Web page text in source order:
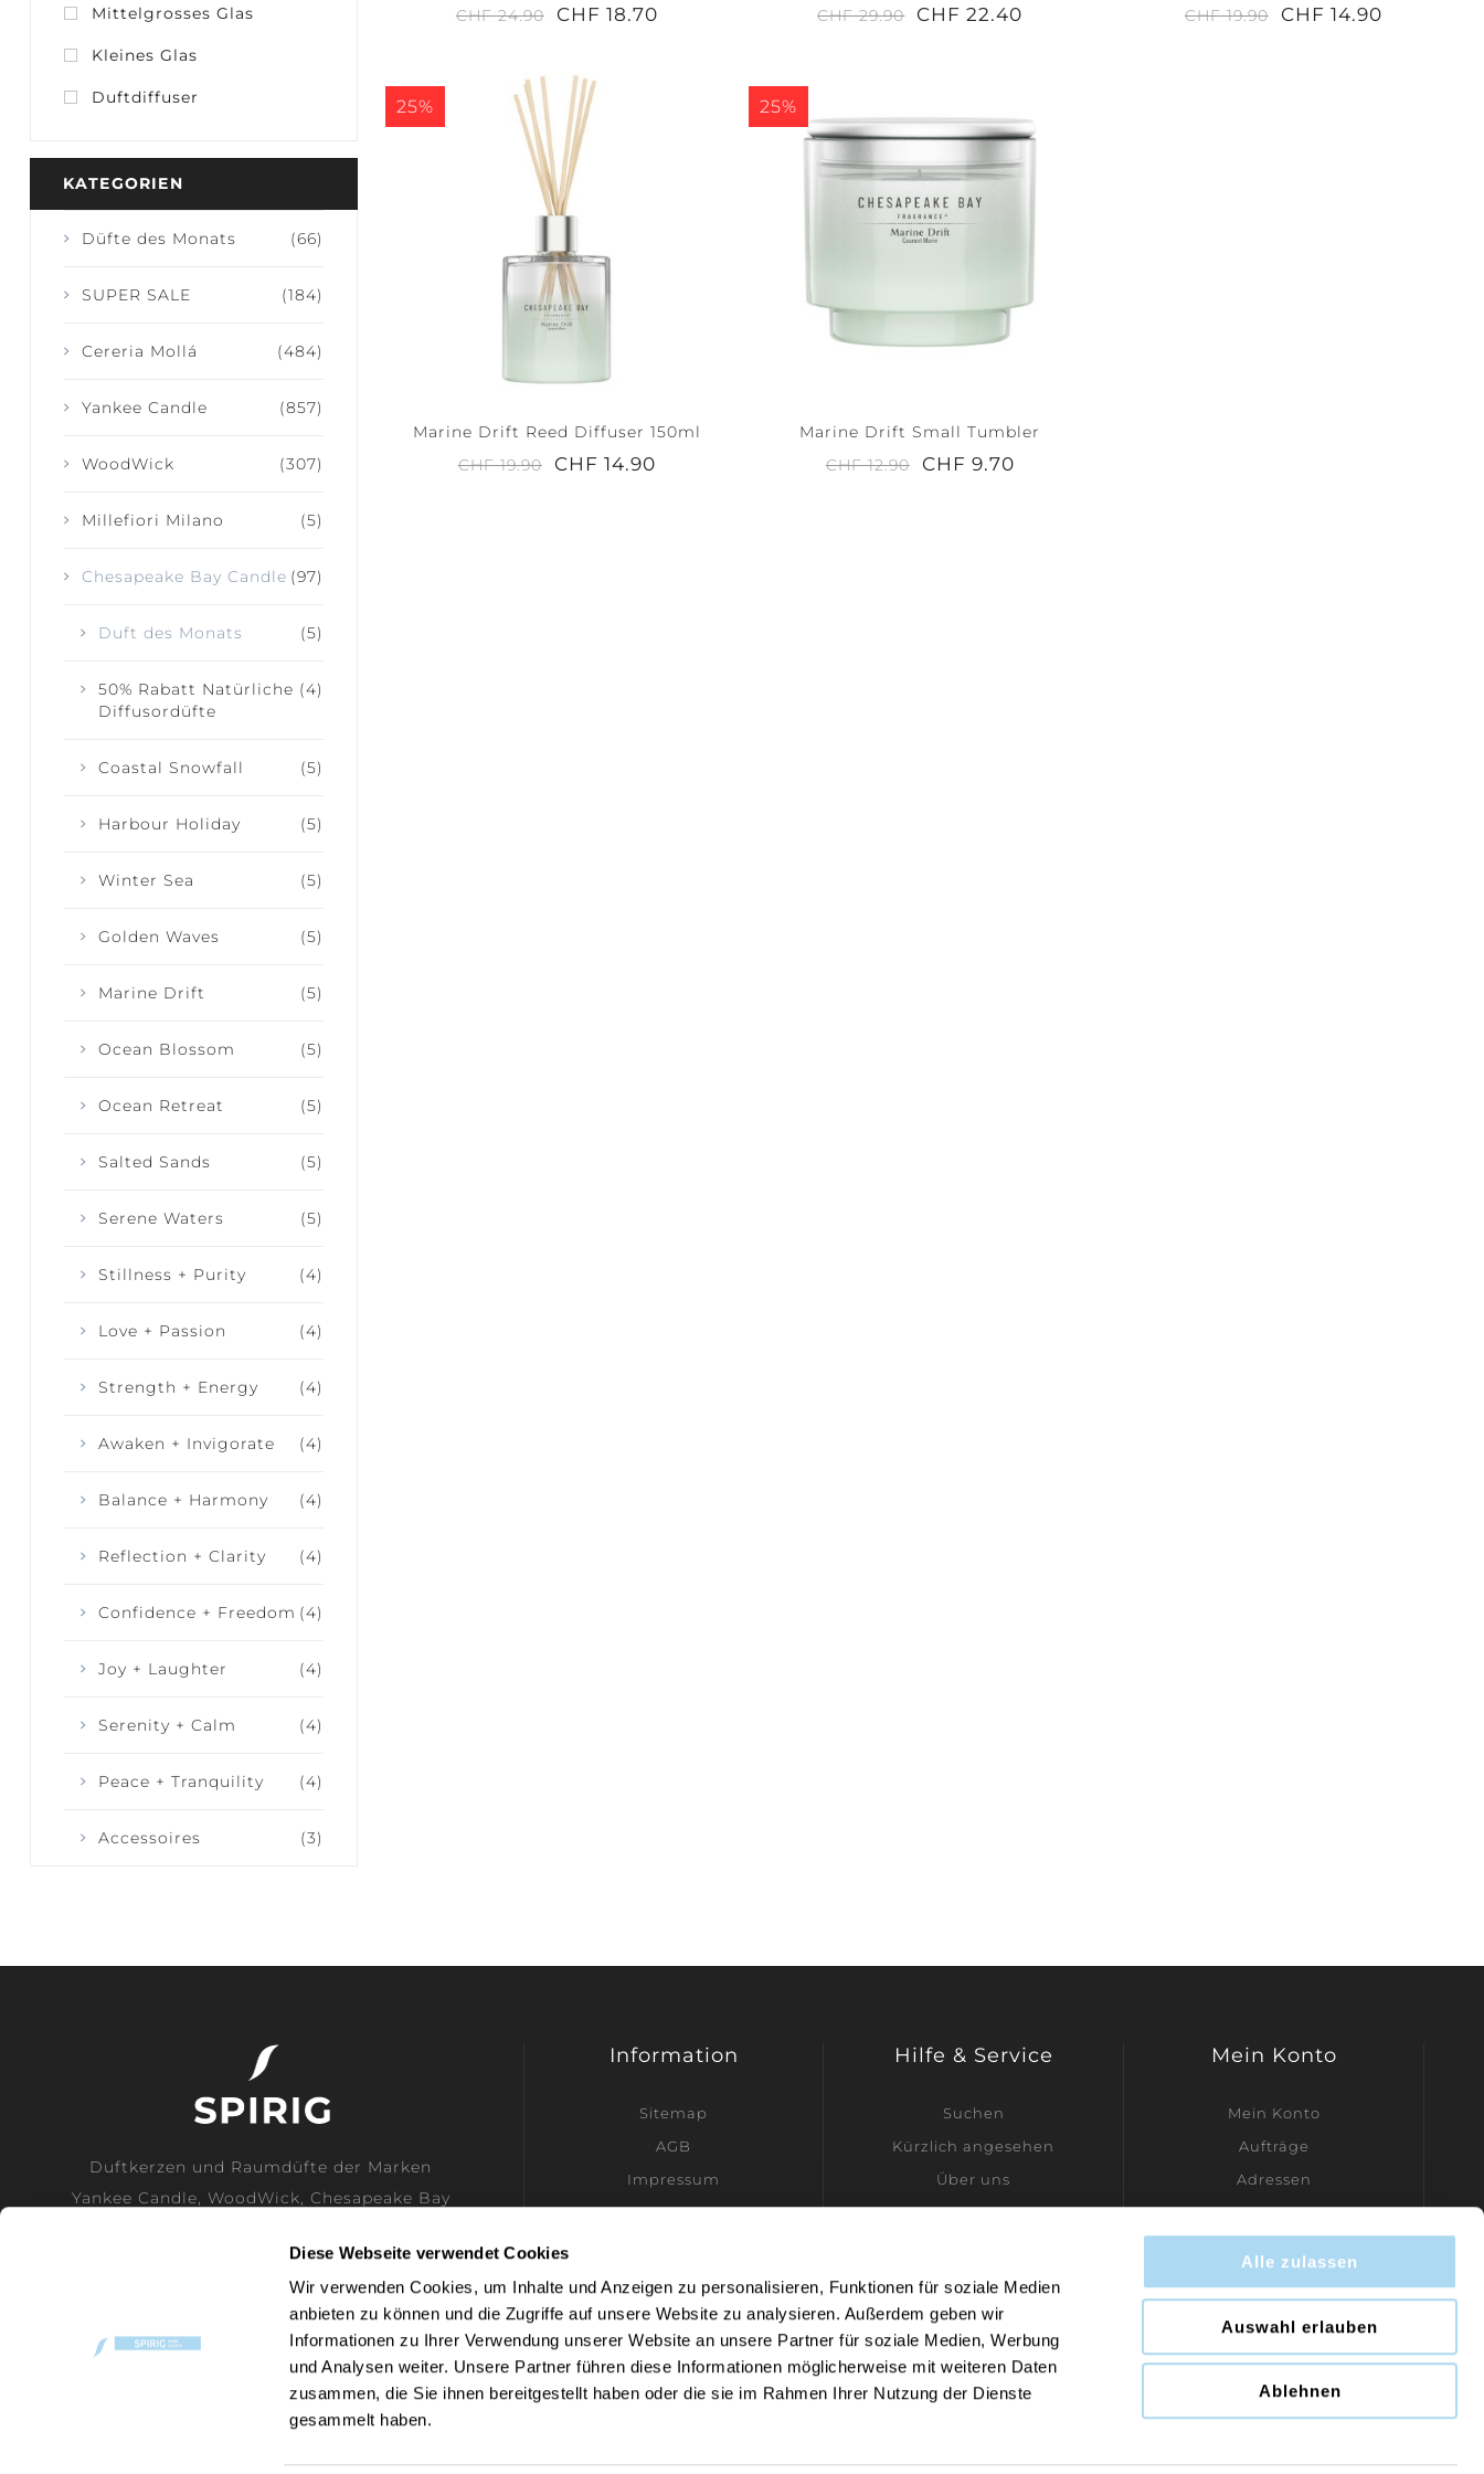
Diese Webseite verwendet Cookies
Wir verwenden Cookies, um Inhalte und Anzeigen zu personalisieren, Funktionen für soziale Medien
anbieten zu können und die Zugriffe auf unsere Website zu analysieren. Außerdem geben wir
Informationen zu Ihrer Verwendung unserer Website an unsere Partner für soziale Medien, Werbung
und Analysen weiter. Unsere Partner führen diese Informationen möglicherweise mit weiteren Daten
zusammen, die Sie ihnen bereitgestellt haben oder die sie im Rahmen Ihrer Nutzung der Dienste
gesammelt haben.
Alle zulassen
Auswahl erlauben
Ablehnen
LAUGHTER
SERENITY +
CALM
TRANQUILITY
CHF 24.90
CHF 18.70
CHF 29.90
CHF 22.40
CHF 19.90
CHF 14.90
25%
Marine Drift Reed Diffuser 150ml
CHF 19.90
CHF 14.90
25%
Marine Drift Small Tumbler
CHF 12.90
CHF 9.70
Mittelgrosses Glas
Kleines Glas
Duftdiffuser
KATEGORIEN
(66)
Düfte des Monats
(184)
SUPER SALE
(484)
Cereria Mollá
(857)
Yankee Candle
(307)
WoodWick
(5)
Millefiori Milano
(97)
Chesapeake Bay Candle
(5)
Duft des Monats
(4)
50% Rabatt Natürliche
Diffusordüfte
(5)
Coastal Snowfall
(5)
Harbour Holiday
(5)
Winter Sea
(5)
Golden Waves
(5)
Marine Drift
(5)
Ocean Blossom
(5)
Ocean Retreat
(5)
Salted Sands
(5)
Serene Waters
(4)
Stillness + Purity
(4)
Love + Passion
(4)
Strength + Energy
(4)
Awaken + Invigorate
(4)
Balance + Harmony
(4)
Reflection + Clarity
(4)
Confidence + Freedom
(4)
Joy + Laughter
(4)
Serenity + Calm
(4)
Peace + Tranquility
(3)
Accessoires
Duftkerzen und Raumdüfte der Marken
Yankee Candle, WoodWick, Chesapeake Bay
Generalimporteur für die Schweiz.
MEHR LESEN
Information
Sitemap
AGB
Impressum
Datenschutz
Kontakt
Cookie-Einstellungen
Hilfe & Service
Suchen
Kürzlich angesehen
Über uns
Ich möchte Händler werden
Mein Konto
Mein Konto
Aufträge
Adressen
Warenkorb